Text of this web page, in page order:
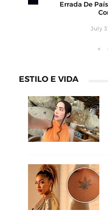
Faturamento Milionário
ESTILO E VIDA